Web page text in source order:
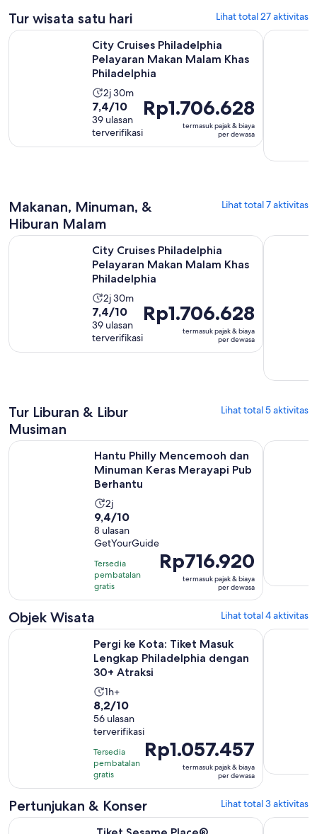
Tur wisata satu hari Lihat total 27 aktivitas
City Cruises Philadelphia
Pelayaran Makan Malam Khas
Philadelphia
Durasi
aktivitas
adalah
2
jam
2j 30m
7.4
dari
10
dengan
7,4/10
39 ulasan
terverifikasi
Harga
Rp1.706.628
per
dewasa
Rp1.706.628
termasuk pajak & biaya
per dewasa
City Cruises Philadelphia Pelayaran Makan Malam Khas
Tur Bus
Makanan, Minuman, &
Hiburan Malam
Lihat total 7 aktivitas
City Cruises Philadelphia
Pelayaran Makan Malam Khas
Philadelphia
Durasi
aktivitas
adalah
2
jam
2j 30m
7.4
dari
10
dengan
7,4/10
39 ulasan
terverifikasi
Harga
Rp1.706.628
per
dewasa
Rp1.706.628
termasuk pajak & biaya
per dewasa
City Cruises Philadelphia Pelayaran Makan Malam Khas
Tur Liburan & Libur
Musiman
Lihat total 5 aktivitas
Hantu Philly Mencemooh dan
Minuman Keras Merayapi Pub
Berhantu
Durasi
aktivitas
adalah
2
jam
2j
9.4
dari
10
dengan
8
ulasan
9,4/10
8 ulasan
GetYourGuide
Tersedia
pembatalan
gratis
Harga
Rp716.920
dewasa
Rp716.920
termasuk pajak & biaya
per dewasa
Hantu Philly Mencemooh dan Minuman Keras Merayapi
Tur Hantu
Objek Wisata Lihat total 4 aktivitas
Pergi ke Kota: Tiket Masuk
Lengkap Philadelphia dengan
30+ Atraksi
Durasi
aktivitas
adalah
1
hari
1h+
8.2
dari
10
dengan
56
ulasan
8,2/10
56 ulasan
terverifikasi
Tersedia
pembatalan
gratis
Harga
Rp1.057.457
dewasa
Rp1.057.457
termasuk pajak & biaya
per dewasa
Pergi ke Kota: Tiket Masuk Lengkap Philadelphia dengan
Pertunjukan & Konser Lihat total 3 aktivitas
Tiket Sesame Place® Buka di tab baru